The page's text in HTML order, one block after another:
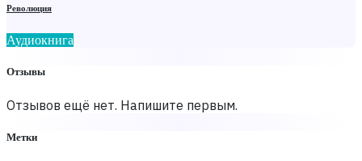
Революция
Аудиокнига
Отзывы
Отзывов ещё нет. Напишите первым.
Метки